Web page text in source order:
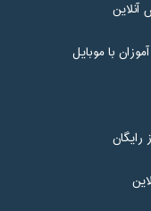
آنلاین
با موبایل